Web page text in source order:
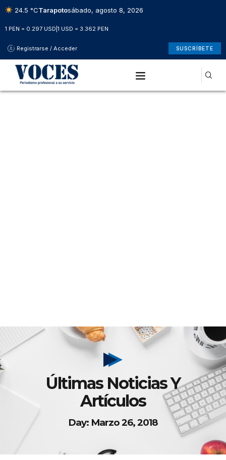
24.5 °CTarapotosábado, agosto 8, 2026
1 PEN = 0.297 USD 1 USD = 3.362 PEN
Registrarse / Acceder SUSCRÍBETE
Últimas Noticias Y
Artículos
Day: Marzo 26, 2018